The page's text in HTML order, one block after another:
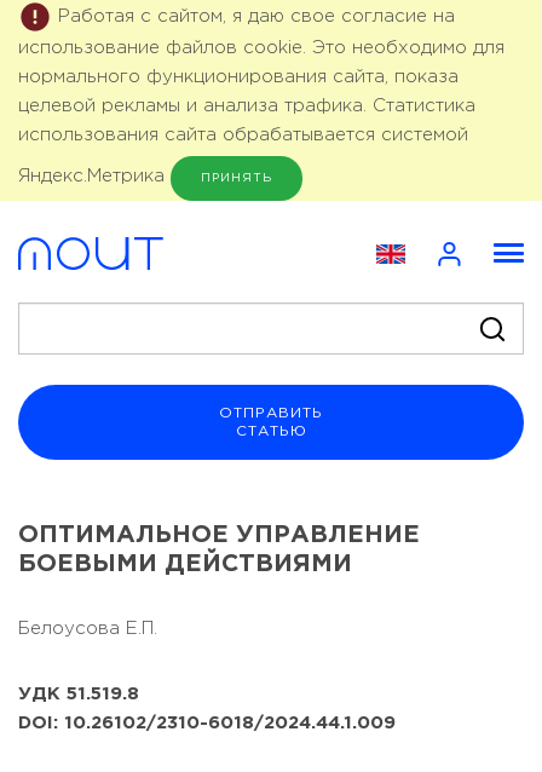
Работая с сайтом, я даю свое согласие на
использование файлов cookie. Это необходимо для
нормального функционирования сайта, показа
целевой рекламы и анализа трафика. Статистика
использования сайта обрабатывается системой
Яндекс.Метрика ПРИНЯТЬ
ОТПРАВИТЬ
СТАТЬЮ
ОПТИМАЛЬНОЕ УПРАВЛЕНИЕ
БОЕВЫМИ ДЕЙСТВИЯМИ
Белоусова Е.П.
УДК 51.519.8
DOI: 10.26102/2310-6018/2024.44.1.009